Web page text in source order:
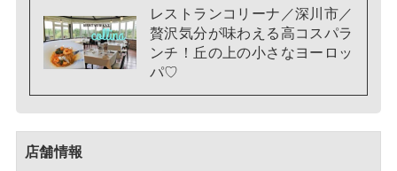
レストランコリーナ／深川市／
贅沢気分が味わえる高コスパラ
ンチ！丘の上の小さなヨーロッ
パ♡
店舗情報